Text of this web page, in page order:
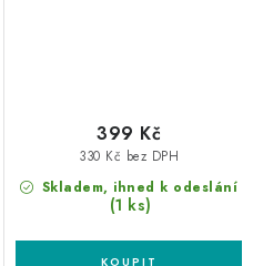
Skladem, ihned k odeslání
(1 ks)
330 Kč bez DPH
399 Kč